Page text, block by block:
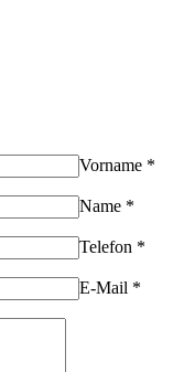
Vorname *
Name *
Telefon *
E-Mail *